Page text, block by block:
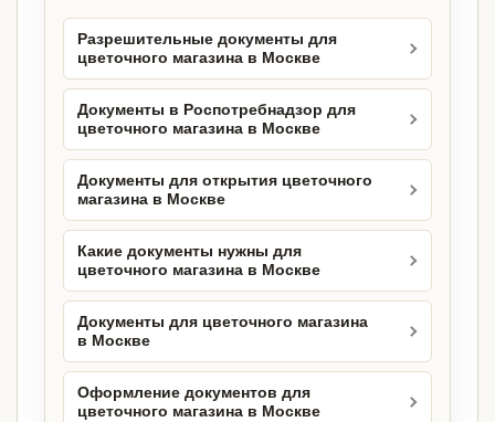
Разрешительные документы для
цветочного магазина в Москве
Документы в Роспотребнадзор для
цветочного магазина в Москве
Документы для открытия цветочного
магазина в Москве
Какие документы нужны для
цветочного магазина в Москве
Документы для цветочного магазина
в Москве
Оформление документов для
цветочного магазина в Москве